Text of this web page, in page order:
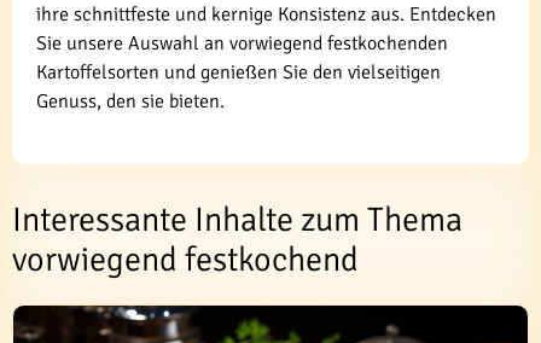
ihre schnittfeste und kernige Konsistenz aus. Entdecken
Sie unsere Auswahl an vorwiegend festkochenden
Kartoffelsorten und genießen Sie den vielseitigen
Genuss, den sie bieten.
Interessante Inhalte zum Thema
vorwiegend festkochend